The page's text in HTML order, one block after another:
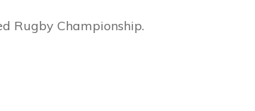
Rugby Championship.